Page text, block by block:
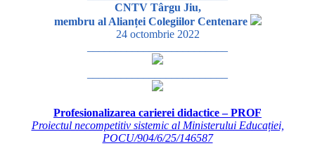
CNTV Târgu Jiu,
membru al Alianței Colegiilor Centenare
24 octombrie 2022
Profesionalizarea carierei didactice – PROF
Proiectul necompetitiv sistemic al Ministerului Educației,
POCU/904/6/25/146587